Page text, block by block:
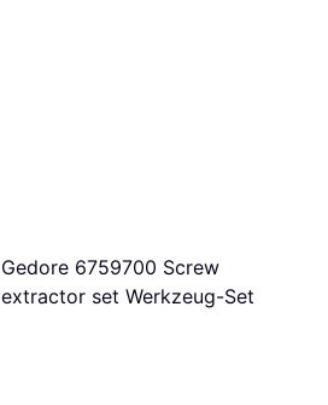
Gedore 6759700 Screw
extractor set Werkzeug-Set